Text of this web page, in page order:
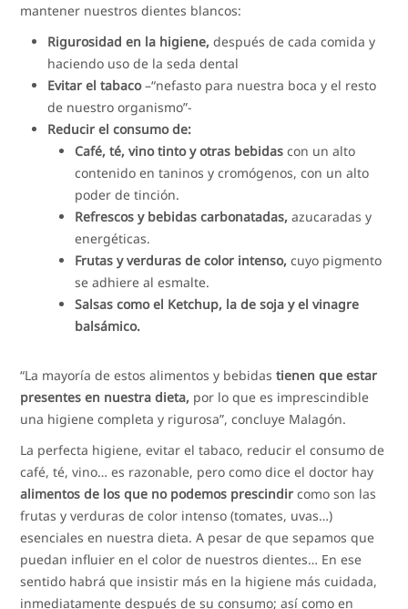
mantener nuestros dientes blancos:
Rigurosidad en la higiene, después de cada comida y
haciendo uso de la seda dental
Evitar el tabaco–“nefasto para nuestra boca y el resto
de nuestro organismo”-
Reducir el consumo de:
Café, té, vino tinto y otras bebidas con un alto
contenido en taninos y cromógenos, con un alto
poder de tinción.
Refrescos y bebidas carbonatadas, azucaradas y
energéticas.
Frutas y verduras de color intenso, cuyo pigmento
se adhiere al esmalte.
Salsas como el Ketchup, la de soja y el vinagre
balsámico.
“La mayoría de estos alimentos y bebidastienen que estar
presentes en nuestra dieta, por lo que es imprescindible
una higiene completa y rigurosa”, concluye Malagón.
La perfecta higiene, evitar el tabaco, reducir el consumo de
café, té, vino… es razonable, pero como dice el doctor hay
alimentos de los que no podemos prescindir como son las
frutas y verduras de color intenso (tomates, uvas…)
esenciales en nuestra dieta. A pesar de que sepamos que
puedan influier en el color de nuestros dientes… En ese
sentido habrá que insistir más en la higiene más cuidada,
inmediatamente después de su consumo; así como en